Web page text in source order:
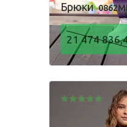
Брюки
21 474
836,48Р